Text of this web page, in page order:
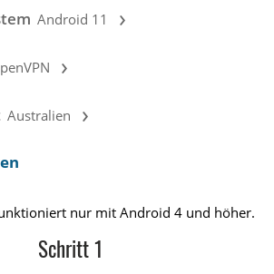
Android 11 ›
›
Australien ›
nur mit Android 4 und höher.
Schritt 1